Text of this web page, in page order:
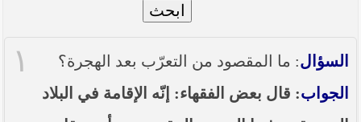
نصّ ما ورد بشأن الأوضاع الراهنة في العراق في خطبة
الجمعة التي ألقاها فضيلة العلاّمة السيد أحمد الصافي
ممثّل المرجعية الدينية العليا في يوم (21 / شعبان /
1435هـ ) الموافق (20 / حزيران / 2014 م)
ابحث
١ السؤال: ما المقصود من التعرّب بعد الهجرة؟
الجواب: قال بعض الفقهاء: إنّه الإقامة في البلاد